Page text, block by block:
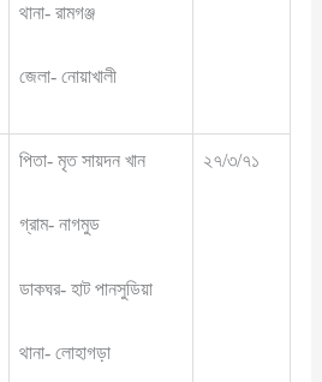
থানা- রামগঞ্জ
জেলা- নোয়াখালী
পিতা- মৃত সায়দন খান
গ্রাম- নাগমুড
ডাকঘর- হাট পানসুডিয়া
থানা- লোহাগড়া
২৭/৩/৭১